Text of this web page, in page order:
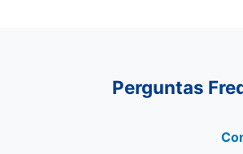
Perguntas